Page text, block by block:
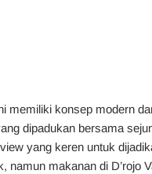
memiliki konsep modern
dipadukan bersama
yang keren untuk
namun makanan di D’rojo